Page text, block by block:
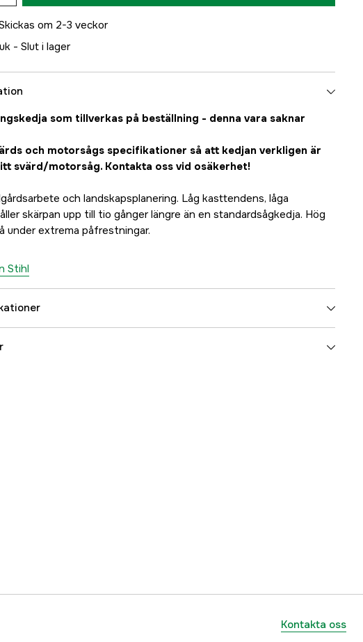
om 2-3 veckor
- Slut i lager
som tillverkas på beställning - denna vara saknar
och motorsågs specifikationer så att kedjan verkligen är
svärd/motorsåg. Kontakta oss vid osäkerhet!
och landskapsplanering. Låg kasttendens, låga
skärpan upp till tio gånger längre än en standardsågkedja. Hög
under extrema påfrestningar.
Stihl
yes
Kontakta oss